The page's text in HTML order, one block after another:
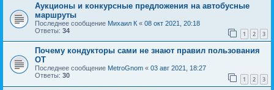
Аукционы и конкурсные предложения на автобусные
маршруты
Последнее сообщение Михаил К « 08 окт 2021, 20:18
Ответы: 34 1 2 3
Почему кондукторы сами не знают правил пользования
ОТ
Последнее сообщение MetroGnom « 03 авг 2021, 18:27
Ответы: 30 1 2 3